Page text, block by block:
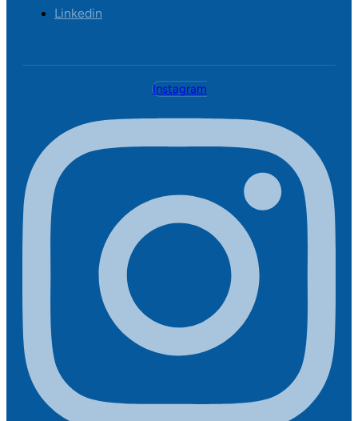
Linkedin
Instagram